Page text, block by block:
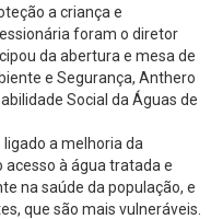
a criança e
foram o diretor
da abertura e mesa de
e Segurança, Anthero
Social da Águas de
a melhoria da
acesso à água tratada e
na saúde da população, e
que são mais vulneráveis.